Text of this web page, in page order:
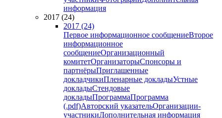
информация
2017 (24)
2017 (24)
Первое информационное сообщениеВторое
информационное
сообщениеОрганизационный
комитетОрганизаторыСпонсоры и
партнёрыПриглашенные
докладчикиПленарные докладыУстные
докладыСтендовые
докладыПрограммаПрограмма
(.pdf)Авторский указательОрганизации-
участникиДополнительная информация